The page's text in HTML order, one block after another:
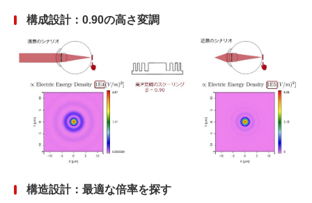
構成設計：0.90の高さ変調
構造設計：最適な倍率を探す